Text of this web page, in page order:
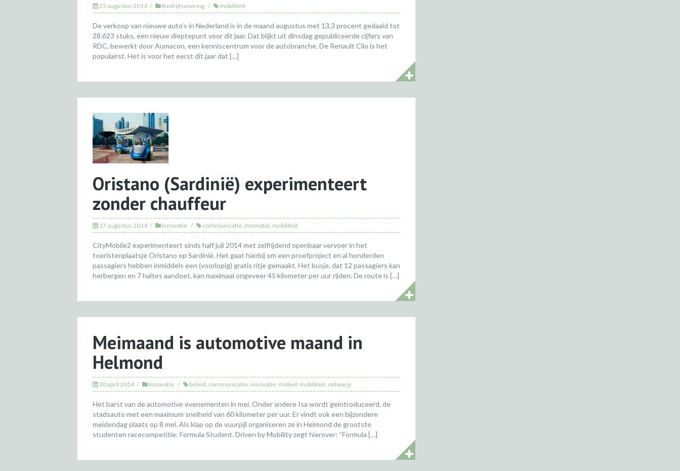
25 augustus 2014 Bedrijfsvoering mobiliteit
De verkoop van nieuwe auto’s in Nederland is in de maand augustus met 13,3 procent gedaald tot
28.623 stuks, een nieuw dieptepunt voor dit jaar. Dat blijkt uit dinsdag gepubliceerde cijfers van
RDC, bewerkt door Aumacon, een kenniscentrum voor de autobranche. De Renault Clio is het
populairst. Het is voor het eerst dit jaar dat […]
Oristano (Sardinië) experimenteert
zonder chauffeur
17 augustus 2014 Innovatie communicatie, innovatie, mobiliteit
CityMobile2 experimenteert sinds half juli 2014 met zelfrijdend openbaar vervoer in het
toeristenplaatsje Oristano op Sardinië. Het gaat hierbij om een proefproject en al honderden
passagiers hebben inmiddels een (voorlopig) gratis ritje gemaakt. Het busje, dat 12 passagiers kan
herbergen en 7 haltes aandoet, kan maximaal ongeveer 45 kilometer per uur rijden. De route is […]
Meimaand is automotive maand in
Helmond
30 april 2014 Innovatie beleid, communicatie, innovatie, mobiel, mobiliteit, ontwerp
Het barst van de automotive evenementen in mei. Onder andere Isa wordt geïntroduceerd, de
stadsauto met een maximum snelheid van 60 kilometer per uur. Er vindt ook een bijzondere
meidendag plaats op 8 mei. Als klap op de vuurpijl organiseren ze in Helmond de grootste
studenten racecompetitie: Formula Student. Driven by Mobility zegt hierover: “Formula […]